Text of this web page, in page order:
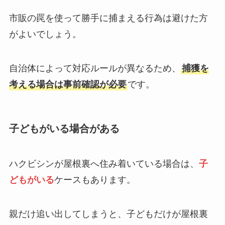
市販の罠を使って勝手に捕まえる行為は避けた方
がよいでしょう。
自治体によって対応ルールが異なるため、 捕獲を
考える場合は事前確認が必要です。
子どもがいる場合がある
ハクビシンが屋根裏へ住み着いている場合は、 子
どもがいるケースもあります。
親だけ追い出してしまうと、子どもだけが屋根裏